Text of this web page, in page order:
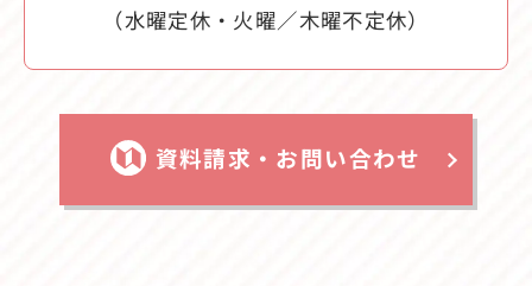
（水曜定休・火曜／木曜不定休）
資料請求・お問い合わせ